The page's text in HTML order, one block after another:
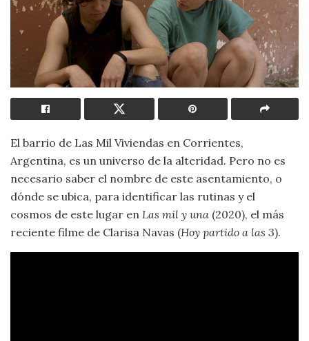
El barrio de Las Mil Viviendas en Corrientes,
Argentina, es un universo de la alteridad. Pero no es
necesario saber el nombre de este asentamiento, o
dónde se ubica, para identificar las rutinas y el
cosmos de este lugar en Las mil y una (2020), el más
reciente filme de Clarisa Navas (Hoy partido a las 3).